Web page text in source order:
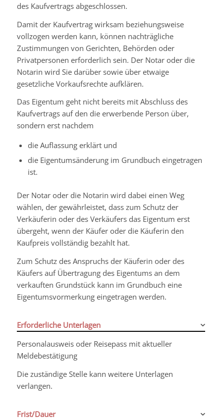
des Kaufvertrags abgeschlossen.
Damit der Kaufvertrag wirksam beziehungsweise
vollzogen werden kann, können nachträgliche
Zustimmungen von Gerichten, Behörden oder
Privatpersonen erforderlich sein. Der Notar oder die
Notarin wird Sie darüber sowie über etwaige
gesetzliche Vorkaufsrechte aufklären.
Das Eigentum geht nicht bereits mit Abschluss des
Kaufvertrags auf den die erwerbende Person über,
sondern erst nachdem
die Auflassung erklärt und
die Eigentumsänderung im Grundbuch eingetragen
ist.
Der Notar oder die Notarin wird dabei einen Weg
wählen, der gewährleistet, dass zum Schutz der
Verkäuferin oder des Verkäufers das Eigentum erst
übergeht, wenn der Käufer oder die Käuferin den
Kaufpreis vollständig bezahlt hat.
Zum Schutz des Anspruchsder Käuferin oder des
Käufers auf Übertragung des Eigentums an dem
verkauften Grundstück kann im Grundbuch eine
Eigentumsvormerkung eingetragen werden.
Erforderliche Unterlagen
Personalausweis oder Reisepass mit aktueller
Meldebestätigung
Die zuständige Stelle kann weitere Unterlagen
verlangen.
Frist/Dauer